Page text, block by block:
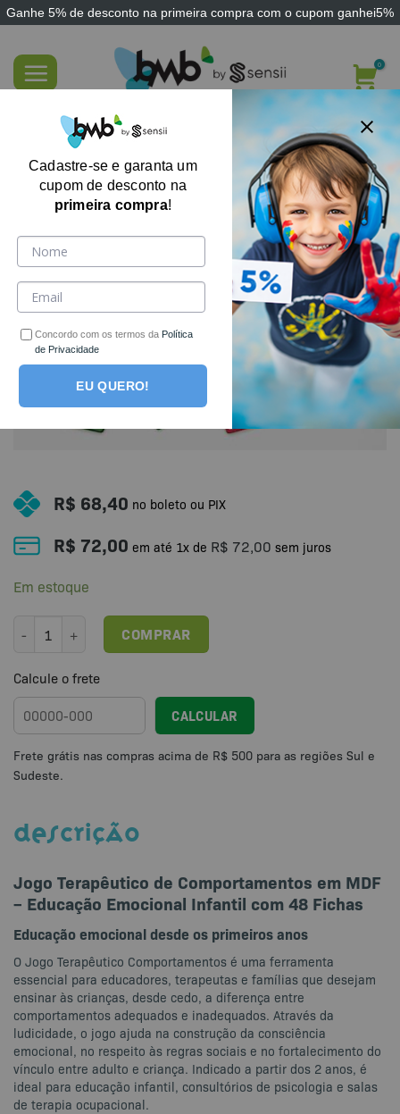
Ganhe 5% de desconto na primeira compra com o cupom ganhei5%
content
Jogo Terapêutico Comportamentos
R$ 68,40 no boleto ou PIX
R$ 72,00 em até 1x de R$ 72,00 sem juros
Em estoque
Jogo Terapêutico Comportamentos quantidade
COMPRAR
Calcule o frete
CALCULAR
DESCRIÇÃO
Jogo Terapêutico de Comportamentos em MDF
– Educação Emocional Infantil com 48 Fichas
Educação emocional desde os primeiros anos
O Jogo Terapêutico Comportamentos é uma ferramenta
essencial para educadores, terapeutas e famílias que desejam
ensinar às crianças, desde cedo, a diferença entre
comportamentos adequados e inadequados. Através da
ludicidade, o jogo ajuda na construção da consciência
emocional, no respeito às regras sociais e no fortalecimento do
vínculo entre adulto e criança. Indicado a partir dos 2 anos, é
ideal para educação infantil, consultórios de psicologia e salas
de terapia ocupacional.
Cadastre-se e garanta um
cupom de desconto na
primeira compra!
Concordo com os termos da Política
de Privacidade
EU QUERO!